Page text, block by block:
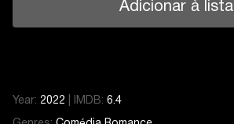
Adicionar à lista
Year: 2022 IMDB: 6.4